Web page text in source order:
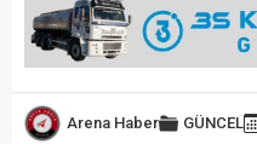
Arena Haber GÜNCEL